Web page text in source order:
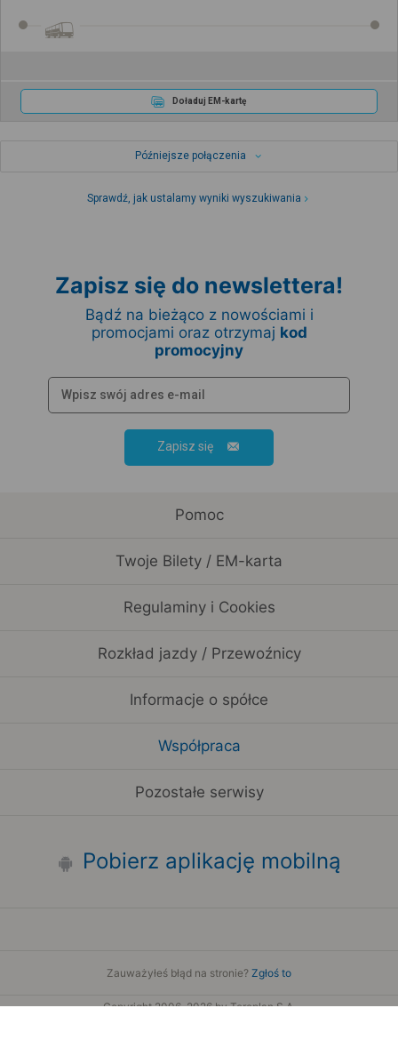
Doładuj EM-kartę
Późniejsze połączenia
Sprawdź, jak ustalamy wyniki wyszukiwania
Zapisz się do newslettera!
Bądź na bieżąco z nowościami i
promocjami oraz otrzymaj kod
promocyjny
Zapisz się
Pomoc
Twoje Bilety / EM-karta
Regulaminy i Cookies
Rozkład jazdy / Przewoźnicy
Informacje o spółce
Współpraca
Pozostałe serwisy
Pobierz aplikację mobilną
Zauważyłeś błąd na stronie? Zgłoś to
Copyright 2006-2026 by Teroplan S.A.